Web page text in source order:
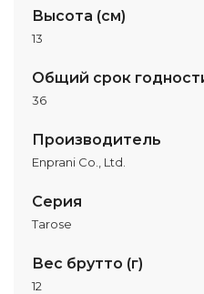
Высота (см)
13
Общий срок
36
Производитель
Enprani Co., Ltd.
Серия
Tarose
Вес брутто (г)
12